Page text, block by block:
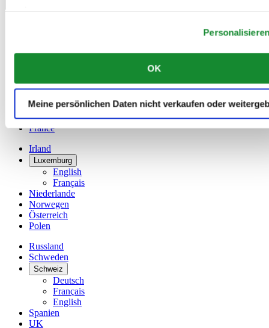
OK
Meine persönlichen Daten nicht verkaufen oder
简体中文
Deutschland
Finnland
France
Irland
Luxemburg
English
Français
Niederlande
Norwegen
Österreich
Polen
Russland
Schweden
Schweiz
Deutsch
Français
English
Spanien
UK